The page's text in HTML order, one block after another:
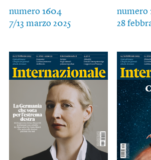
numero 1604
7/13 marzo 2025
numero
28